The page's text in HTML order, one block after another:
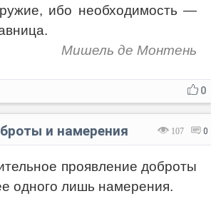
ибо необходимость —
Мишель де Монтень
0
107 0
и намерения
проявление доброты
одного лишь намерения.